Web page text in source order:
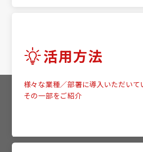
活用方法
様々な業種／部署に導入いただいて
その一部をご紹介